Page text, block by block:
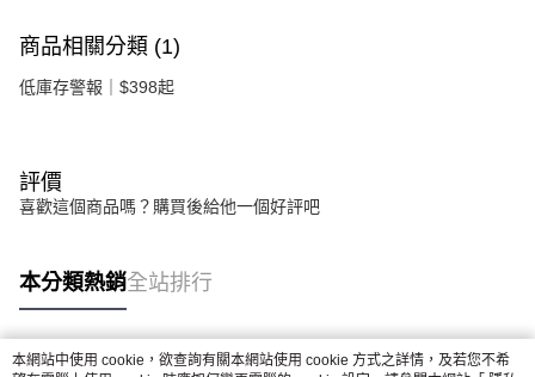
商品相關分類 (1)
低庫存警報｜$398起
評價
喜歡這個商品嗎？購買後給他一個好評吧
本分類熱銷全站排行
本網站中使用 cookie，欲查詢有關本網站使用 cookie 方式之詳情，及若您不希